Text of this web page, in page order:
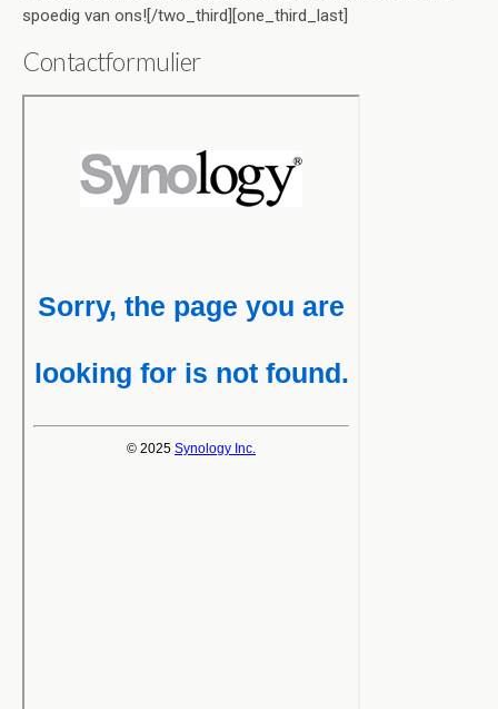
spoedig van ons![/two_third][one_third_last]
Contactformulier